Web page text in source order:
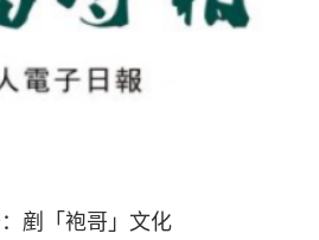
剷「袍哥」文化